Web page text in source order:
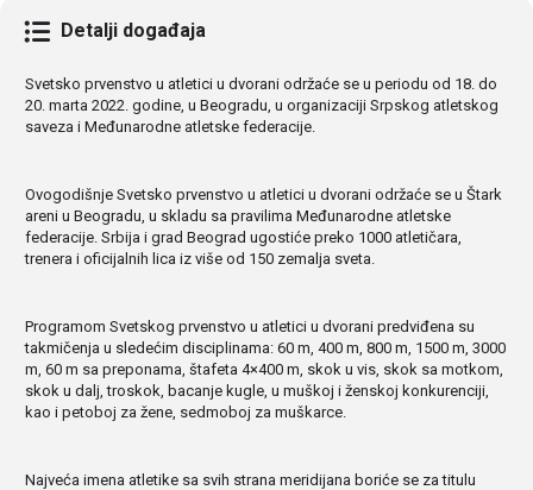
Detalji događaja
Svetsko prvenstvo u atletici u dvorani održaće se u periodu od 18. do
20. marta 2022. godine, u Beogradu, u organizaciji Srpskog atletskog
saveza i Međunarodne atletske federacije.
Ovogodišnje Svetsko prvenstvo u atletici u dvorani održaće se u Štark
areni u Beogradu, u skladu sa pravilima Međunarodne atletske
federacije. Srbija i grad Beograd ugostiće preko 1000 atletičara,
trenera i oficijalnih lica iz više od 150 zemalja sveta.
Programom Svetskog prvenstvo u atletici u dvorani predviđena su
takmičenja u sledećim disciplinama: 60 m, 400 m, 800 m, 1500 m, 3000
m, 60 m sa preponama, štafeta 4×400 m, skok u vis, skok sa motkom,
skok u dalj, troskok, bacanje kugle, u muškoj i ženskoj konkurenciji,
kao i petoboj za žene, sedmoboj za muškarce.
Najveća imena atletike sa svih strana meridijana boriće se za titulu